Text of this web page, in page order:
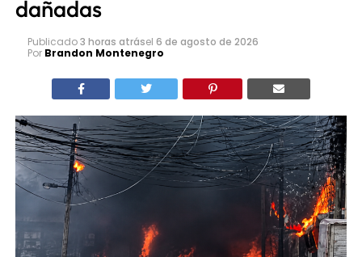
dañadas
Publicado3 horas atrásel 6 de agosto de 2026
Por Brandon Montenegro